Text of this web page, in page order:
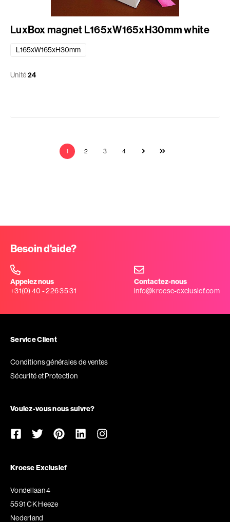
LuxBox magnet L165xW165xH30mm white
L165xW165xH30mm
Unité24
1 2 3 4
Besoin d'aide?
Appelez nous
+31(0) 40 - 226 35 31
Contactez-nous
info@kroese-exclusief.com
Service Client
Conditions générales de ventes
Sécurité et Protection
Voulez-vous nous suivre?
Kroese Exclusief
Vondellaan 4
5591 CK Heeze
Nederland